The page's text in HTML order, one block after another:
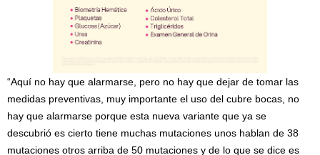
“Aquí no hay que alarmarse, pero no hay que dejar de tomar las
medidas preventivas, muy importante el uso del cubre bocas, no
hay que alarmarse porque esta nueva variante que ya se
descubrió es cierto tiene muchas mutaciones unos hablan de 38
mutaciones otros arriba de 50 mutaciones y de lo que se dice es